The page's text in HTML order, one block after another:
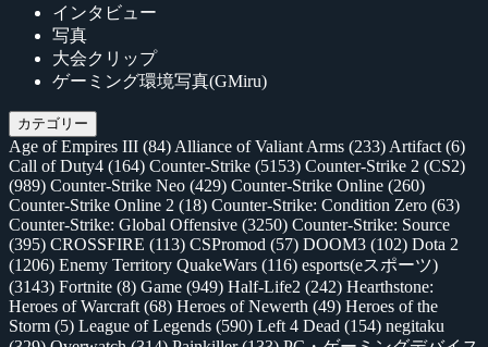
インタビュー
写真
大会クリップ
ゲーミング環境写真(GMiru)
カテゴリー
Age of Empires III (84) Alliance of Valiant Arms (233) Artifact (6)
Call of Duty4 (164) Counter-Strike (5153) Counter-Strike 2 (CS2)
(989) Counter-Strike Neo (429) Counter-Strike Online (260)
Counter-Strike Online 2 (18) Counter-Strike: Condition Zero (63)
Counter-Strike: Global Offensive (3250) Counter-Strike: Source
(395) CROSSFIRE (113) CSPromod (57) DOOM3 (102) Dota 2
(1206) Enemy Territory QuakeWars (116) esports(eスポーツ)
(3143) Fortnite (8) Game (949) Half-Life2 (242) Hearthstone:
Heroes of Warcraft (68) Heroes of Newerth (49) Heroes of the
Storm (5) League of Legends (590) Left 4 Dead (154) negitaku